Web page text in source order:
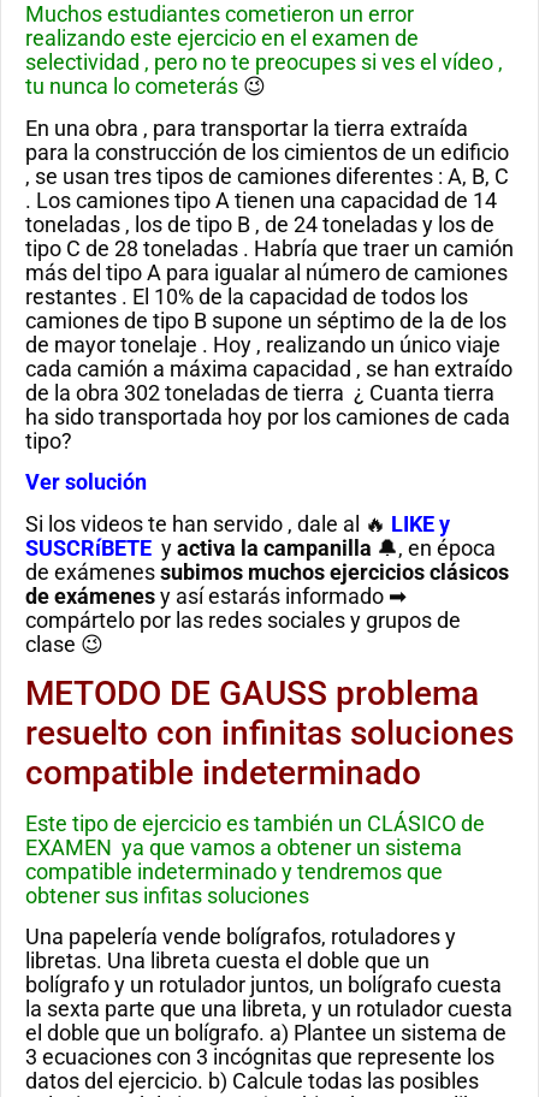
Muchos estudiantes cometieron un error
realizando este ejercicio en el examen de
selectividad , pero no te preocupes si ves el vídeo ,
tu nunca lo cometerás 😉
En una obra , para transportar la tierra extraída
para la construcción de los cimientos de un edificio
, se usan tres tipos de camiones diferentes : A, B, C
. Los camiones tipo A tienen una capacidad de 14
toneladas , los de tipo B , de 24 toneladas y los de
tipo C de 28 toneladas . Habría que traer un camión
más del tipo A para igualar al número de camiones
restantes . El 10% de la capacidad de todos los
camiones de tipo B supone un séptimo de la de los
de mayor tonelaje . Hoy , realizando un único viaje
cada camión a máxima capacidad , se han extraído
de la obra 302 toneladas de tierra ¿ Cuanta tierra
ha sido transportada hoy por los camiones de cada
tipo?
Ver solución
Si los videos te han servido , dale al 🔥 LIKE y
SUSCRíBETE yactiva la campanilla 🔔, en época
de exámenessubimos muchos ejercicios clásicos
de exámenesy así estarás informado ➡
compártelo por las redes sociales y grupos de
clase 😉
METODO DE GAUSS problema
resuelto con infinitas soluciones
compatible indeterminado
Este tipo de ejercicio es también un CLÁSICO de
EXAMEN ya que vamos a obtener un sistema
compatible indeterminado y tendremos que
obtener sus infitas soluciones
Una papelería vende bolígrafos, rotuladores y
libretas. Una libreta cuesta el doble que un
bolígrafo y un rotulador juntos, un bolígrafo cuesta
la sexta parte que una libreta, y un rotulador cuesta
el doble que un bolígrafo. a) Plantee un sistema de
3 ecuaciones con 3 incógnitas que represente los
datos del ejercicio. b) Calcule todas las posibles